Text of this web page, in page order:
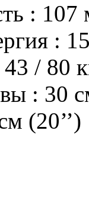
: 107
:
43 / 80
: 30
(20’’)